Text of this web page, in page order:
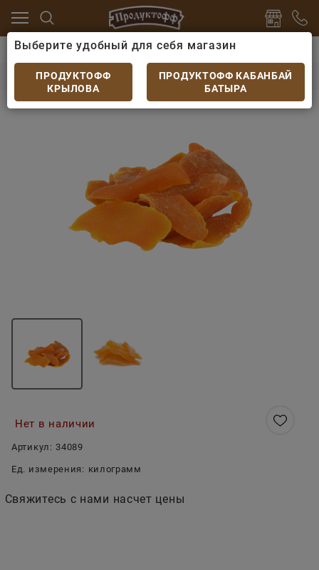
снеки, орехи Фруктовые снеки
Манго сушеное
Нет в наличии
Артикул: 34089
Ед. измерения: килограмм
Свяжитесь с нами насчет цены
Выберите удобный для себя магазин
ПРОДУКТОФФ
КРЫЛОВА
ПРОДУКТОФФ КАБАНБАЙ
БАТЫРА